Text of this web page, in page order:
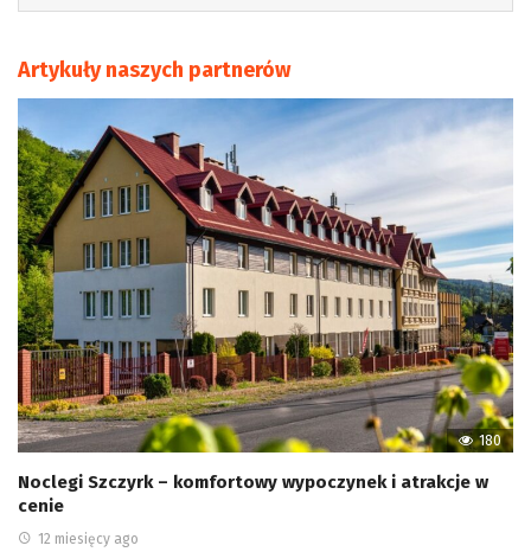
Artykuły naszych partnerów
180
Noclegi Szczyrk – komfortowy wypoczynek i atrakcje w
cenie
12 miesięcy ago